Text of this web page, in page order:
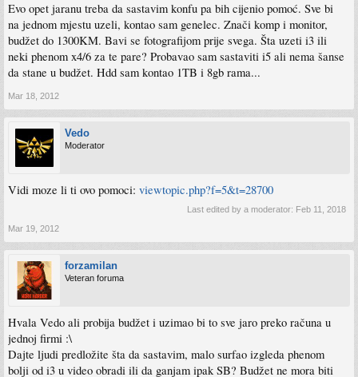
Evo opet jaranu treba da sastavim konfu pa bih cijenio pomoć. Sve bi
na jednom mjestu uzeli, kontao sam genelec. Znači komp i monitor,
budžet do 1300KM. Bavi se fotografijom prije svega. Šta uzeti i3 ili
neki phenom x4/6 za te pare? Probavao sam sastaviti i5 ali nema šanse
da stane u budžet. Hdd sam kontao 1TB i 8gb rama...
Mar 18, 2012
Vedo
Moderator
Vidi moze li ti ovo pomoci: viewtopic.php?f=5&t=28700
Last edited by a moderator: Feb 11, 2018
Mar 19, 2012
forzamilan
Veteran foruma
Hvala Vedo ali probija budžet i uzimao bi to sve jaro preko računa u
jednoj firmi :\
Dajte ljudi predložite šta da sastavim, malo surfao izgleda phenom
bolji od i3 u video obradi ili da ganjam ipak SB? Budžet ne mora biti